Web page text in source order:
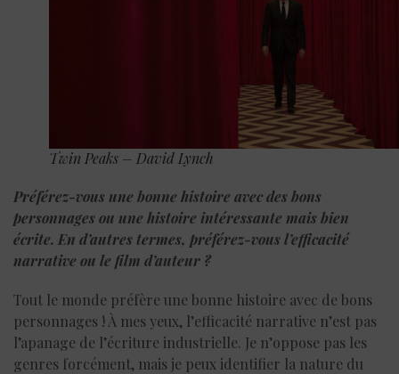
Twin Peaks – David Lynch
Préférez-vous une bonne histoire avec des bons
personnages ou une histoire intéressante mais bien
écrite. En d’autres termes, préférez-vous l’efficacité
narrative ou le film d’auteur ?
Tout le monde préfère une bonne histoire avec de bons
personnages ! À mes yeux, l’efficacité narrative n’est pas
l’apanage de l’écriture industrielle. Je n’oppose pas les
genres forcément, mais je peux identifier la nature du